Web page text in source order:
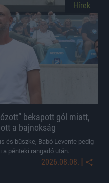
Hírek
bekapott gól miatt,
a bajnokság
és büszke, Babó Levente pedig
pénteki rangadó után.
2026.08.08. |